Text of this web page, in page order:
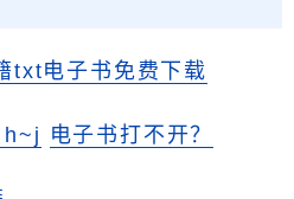
txt电子书免费下载
h~j 电子书打不开？